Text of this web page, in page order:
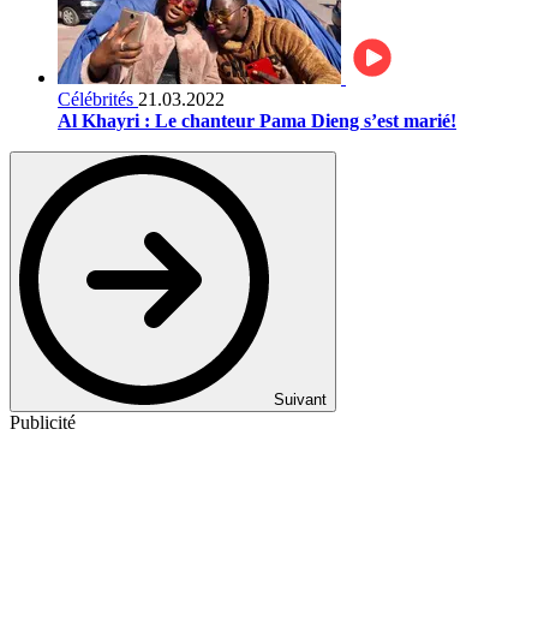
Célébrités 21.03.2022
Al Khayri : Le chanteur Pama Dieng s’est marié!
Suivant
Publicité